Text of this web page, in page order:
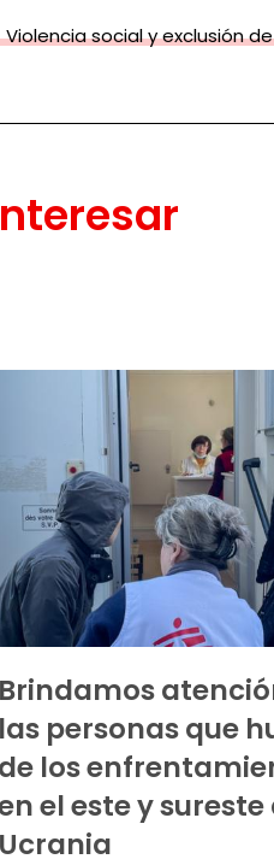
Violencia social y exclusión
Brindamos
las personas que
de los
el este y sureste
Ucrania